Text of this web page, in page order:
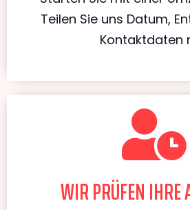
Teilen Sie uns Datum,
Kontaktdaten
WIR PRÜFEN IHRE